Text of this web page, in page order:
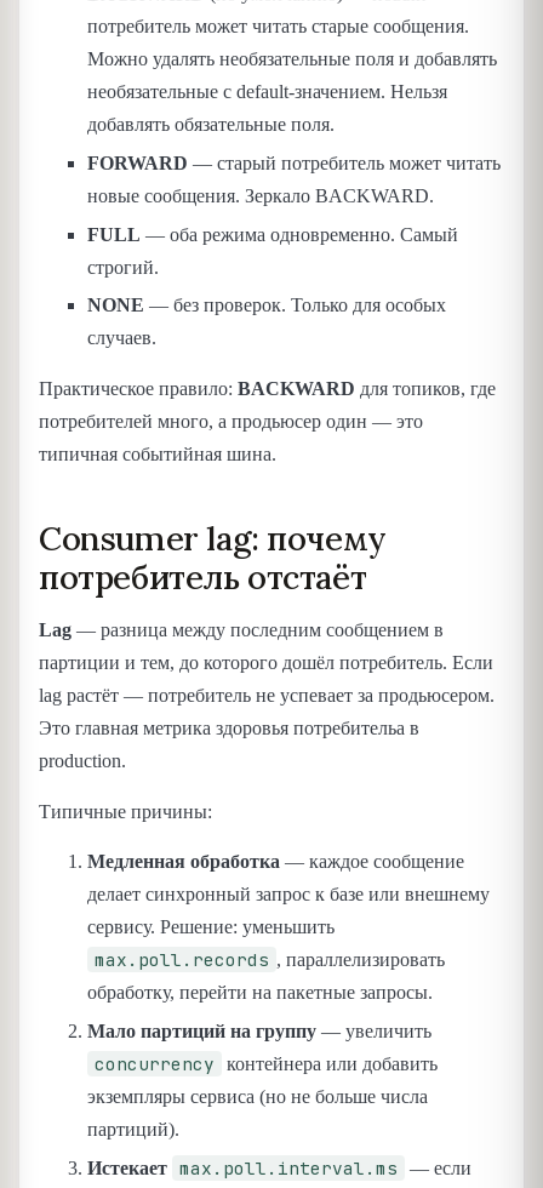
потребитель может читать старые сообщения.
Можно удалять необязательные поля и добавлять
необязательные с default-значением. Нельзя
добавлять обязательные поля.
FORWARD — старый потребитель может читать
новые сообщения. Зеркало BACKWARD.
FULL — оба режима одновременно. Самый
строгий.
NONE — без проверок. Только для особых
случаев.
Практическое правило: BACKWARD для топиков, где
потребителей много, а продьюсер один — это
типичная событийная шина.
Consumer lag: почему
потребитель отстаёт
Lag — разница между последним сообщением в
партиции и тем, до которого дошёл потребитель. Если
lag растёт — потребитель не успевает за продьюсером.
Это главная метрика здоровья потребительа в
production.
Типичные причины:
Медленная обработка — каждое сообщение
делает синхронный запрос к базе или внешнему
сервису. Решение: уменьшить
max.poll.records , параллелизировать
обработку, перейти на пакетные запросы.
Мало партиций на группу — увеличить
concurrency
контейнера или добавить
экземпляры сервиса (но не больше числа
партиций).
Истекает max.poll.interval.ms
— если